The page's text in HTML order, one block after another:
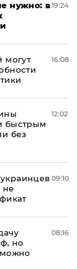
нужно: в19:24
могут
16:08
быстрым
без
12:02
не
09:10
но
можно
08:16